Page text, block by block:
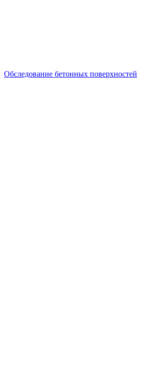
Обследование бетонных поверхностей